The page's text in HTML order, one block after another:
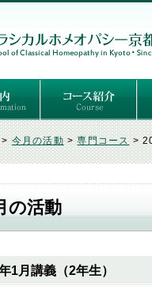
念
生活（写真）
問 はじめてのホメオパ
セルフケアコース
専門コース（4年制）
専門コース（通信）
専門コース編入制度
今月の活動>専門コース>
の活動
1月講義（2年生）